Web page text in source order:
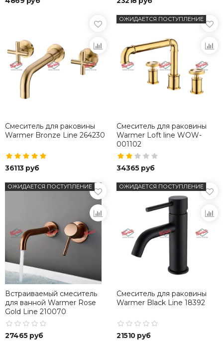
Смеситель для раковины
Warmer Bronze Line 264230
36113 руб
ОЖИДАЕТСЯ ПОСТУПЛЕНИЕ
Смеситель для раковины
Warmer Loft line WOW-
001102
34365 руб
ОЖИДАЕТСЯ ПОСТУПЛЕНИЕ
Встраиваемый смеситель
для ванной Warmer Rose
Gold Line 210070
27465 руб
ОЖИДАЕТСЯ ПОСТУПЛЕНИЕ
Смеситель для раковины
Warmer Black Line 18392
21510 руб